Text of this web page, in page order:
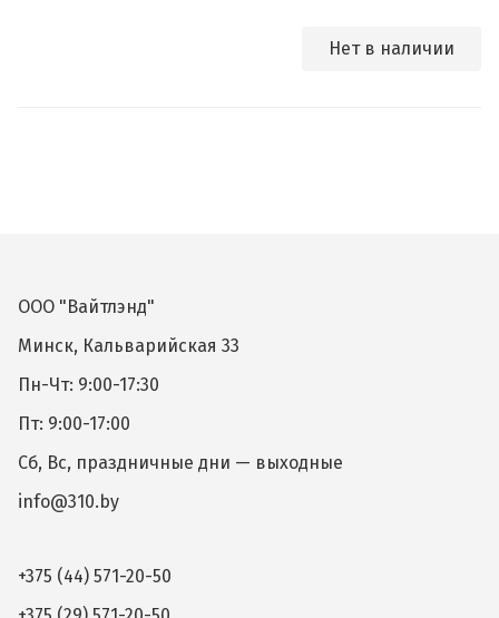
Нет в наличии
ООО "Вайтлэнд"
Минск, Кальварийская 33
Пн-Чт: 9:00-17:30
Пт: 9:00-17:00
Сб, Вс, праздничные дни — выходные
info@310.by
+375 (44) 571-20-50